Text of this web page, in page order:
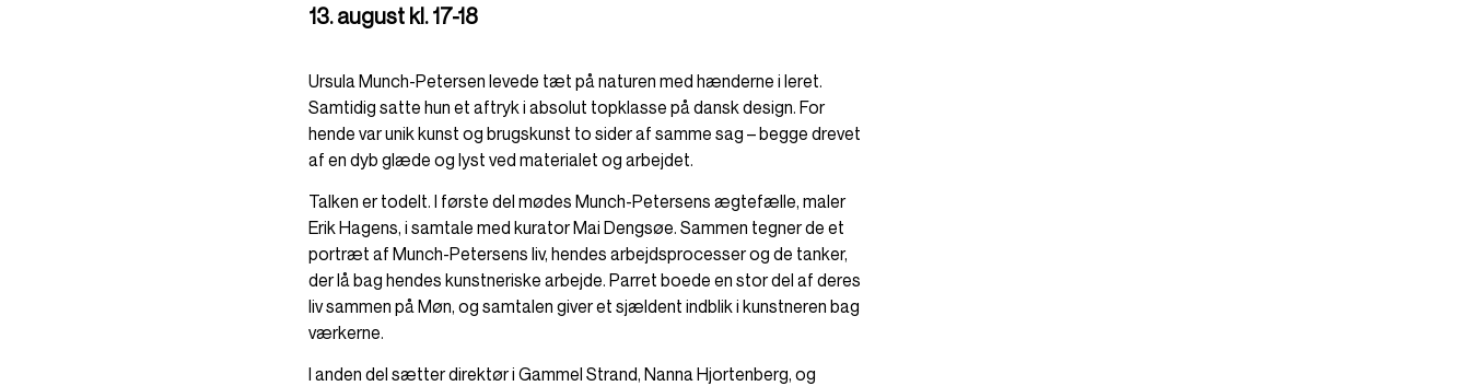
13. august kl. 17-18
Ursula Munch-Petersen levede tæt på naturen med hænderne i leret.
Samtidig satte hun et aftryk i absolut topklasse på dansk design. For
hende var unik kunst og brugskunst to sider af samme sag – begge drevet
af en dyb glæde og lyst ved materialet og arbejdet.
Talken er todelt. I første del mødes Munch-Petersens ægtefælle, maler
Erik Hagens, i samtale med kurator Mai Dengsøe. Sammen tegner de et
portræt af Munch-Petersens liv, hendes arbejdsprocesser og de tanker,
der lå bag hendes kunstneriske arbejde. Parret boede en stor del af deres
liv sammen på Møn, og samtalen giver et sjældent indblik i kunstneren bag
værkerne.
I anden del sætter direktør i Gammel Strand, Nanna Hjortenberg, og